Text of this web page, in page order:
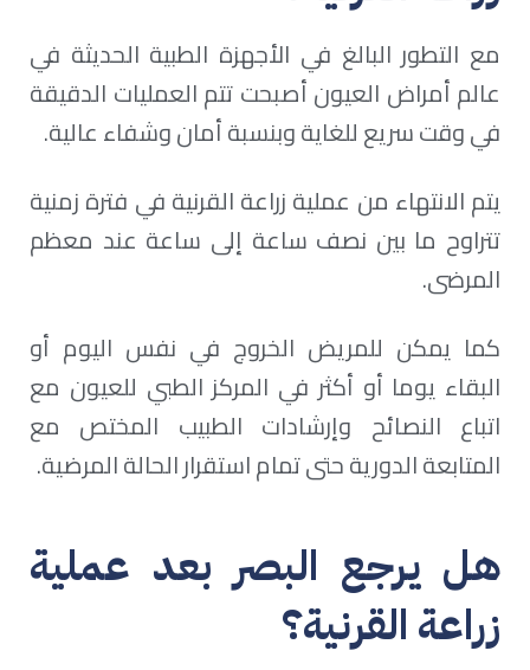
مع التطور البالغ في الأجهزة الطبية الحديثة في
عالم أمراض العيون أصبحت تتم العمليات الدقيقة
في وقت سريع للغاية وبنسبة أمان وشفاء عالية.
يتم الانتهاء من عملية زراعة القرنية في فترة زمنية
تتراوح ما بين نصف ساعة إلى ساعة عند معظم
المرضى.
كما يمكن للمريض الخروج في نفس اليوم أو
البقاء يوما أو أكثر في المركز الطبي للعيون مع
اتباع النصائح وإرشادات الطبيب المختص مع
المتابعة الدورية حتى تمام استقرار الحالة المرضية.
هل يرجع البصر بعد عملية
زراعة القرنية؟